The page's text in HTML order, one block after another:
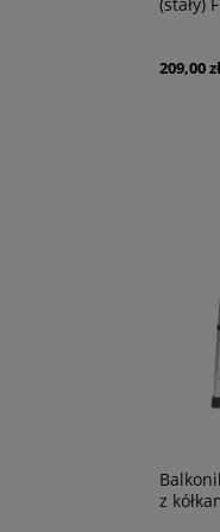
209,00 zł
z